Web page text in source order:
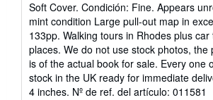
vendedor:
5
de
5
estrellas
Soft Cover. Condición: Fine. Appears
mint condition Large pull-out map in
133pp. Walking tours in Rhodes plus
places. We do not use stock photos, the
is of the actual book for sale. Every one
stock in the UK ready for immediate
4 inches. Nº de ref. del artículo: 011581